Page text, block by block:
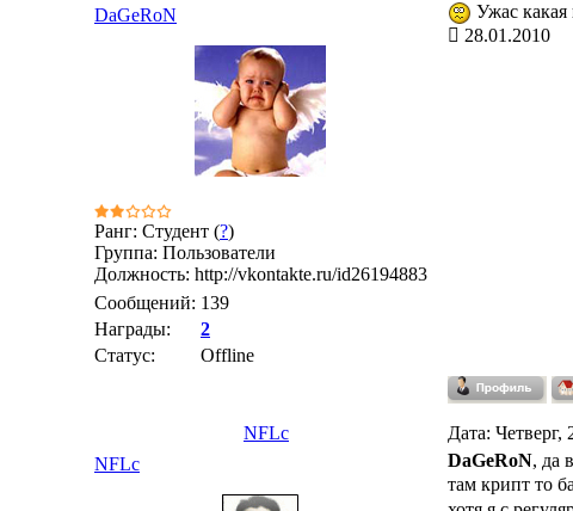
DaGeRoN
Ранг: Студент (?)
Группа: Пользователи
Должность: http://vkontakte.ru/id26194883
Сообщений: 139
Награды:
2
Статус:
Offline
Ужас какая
28.01.2010
NFLc Дата:
NFLc
DaGeRoN, да
там крипт то